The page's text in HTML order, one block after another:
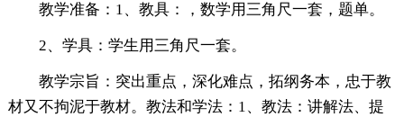
教学准备：1、教具：，数学用三角尺一套，题单。
2、学具：学生用三角尺一套。
教学宗旨：突出重点，深化难点，拓纲务本，忠于教
材又不拘泥于教材。教法和学法：1、教法：讲解法、提